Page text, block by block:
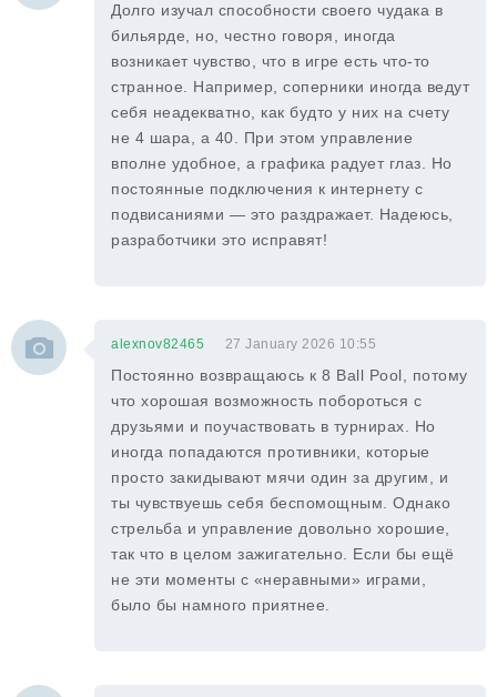
Долго изучал способности своего чудака в
бильярде, но, честно говоря, иногда
возникает чувство, что в игре есть что-то
странное. Например, соперники иногда ведут
себя неадекватно, как будто у них на счету
не 4 шара, а 40. При этом управление
вполне удобное, а графика радует глаз. Но
постоянные подключения к интернету с
подвисаниями — это раздражает. Надеюсь,
разработчики это исправят!
alexnov82465 27 January 2026 10:55
Постоянно возвращаюсь к 8 Ball Pool, потому
что хорошая возможность побороться с
друзьями и поучаствовать в турнирах. Но
иногда попадаются противники, которые
просто закидывают мячи один за другим, и
ты чувствуешь себя беспомощным. Однако
стрельба и управление довольно хорошие,
так что в целом зажигательно. Если бы ещё
не эти моменты с «неравными» играми,
было бы намного приятнее.